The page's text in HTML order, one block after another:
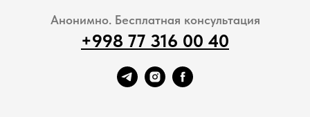
Анонимно. Бесплатная консультация
+998 77 316 00 40